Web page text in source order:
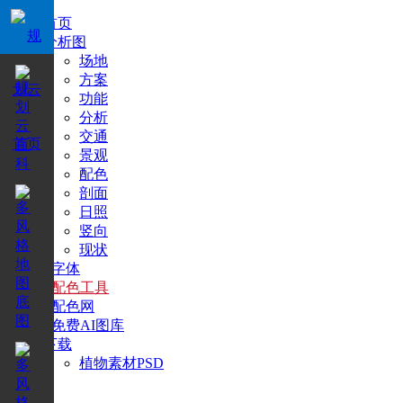
首页
分析图
场地
方案
功能
分析
交通
景观
配色
剖面
日照
竖向
现状
+字体
+配色工具
+配色网
+免费AI图库
下载
植物素材PSD
搜索